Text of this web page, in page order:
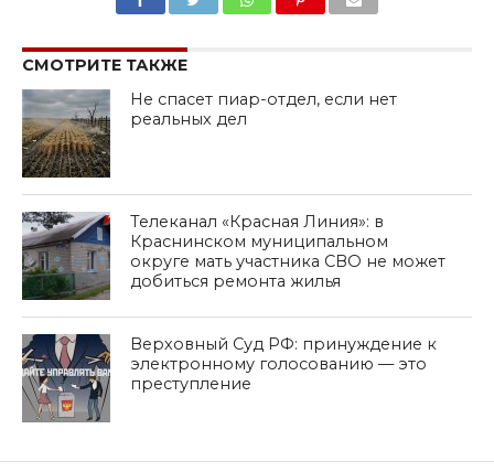
СМОТРИТЕ ТАКЖЕ
Не спасет пиар-отдел, если нет
реальных дел
Телеканал «Красная Линия»: в
Краснинском муниципальном
округе мать участника СВО не может
добиться ремонта жилья
Верховный Суд РФ: принуждение к
электронному голосованию — это
преступление